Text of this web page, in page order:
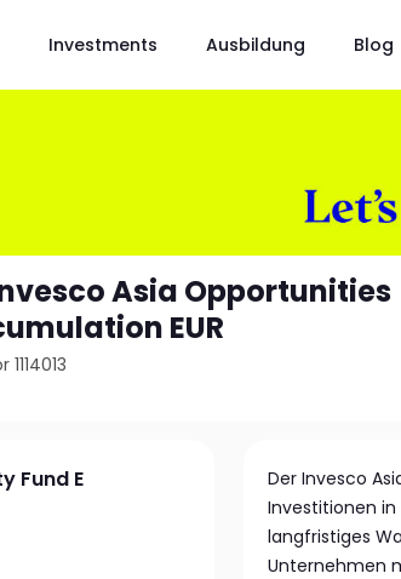
Investments Ausbildung Blog
Asia Opportunities
EUR
1114013
Fund E
Der Invesco
Investitionen
langfristiges
Unternehmen